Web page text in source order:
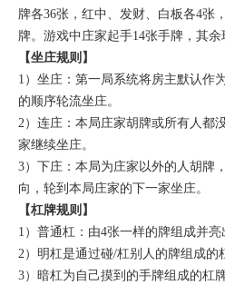
牌各36张，红中、发财、白板各4张
牌。游戏中庄家起手14张手牌，其余
【坐庄规则】
1）坐庄：第一局系统将房主默认作
的顺序轮流坐庄。
2）连庄：本局庄家胡牌或所有人都
家继续坐庄。
3）下庄：本局为庄家以外的人胡牌
向，轮到本局庄家的下一家坐庄。
【杠牌规则】
1）普通杠：由4张一样的牌组成并亮
2）明杠是通过碰/杠别人的牌组成的
3）暗杠为自己摸到的手牌组成的杠牌